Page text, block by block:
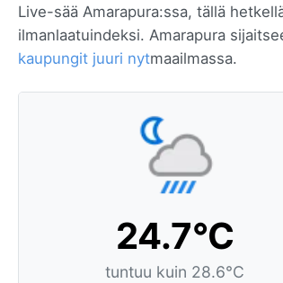
Live-sää Amarapura:ssa, tällä
ilmanlaatuindeksi. Amarapura
kaupungit juuri nytmaailmassa.
24.7°C
tuntuu kuin 28.6°C